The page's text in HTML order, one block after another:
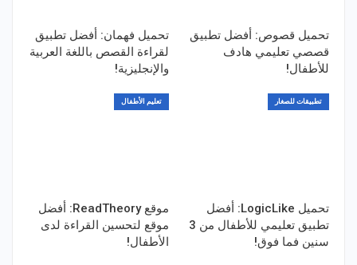
تحميل قصوص: أفضل تطبيق
قصصي تعليمي هادف
للأطفال!
تحميل فهمان: أفضل تطبيق
لقراءة القصص باللغة العربية
والإنجليزية!
تطبيقات للصغار
تحميل LogicLike: أفضل
تطبيق تعليمي للأطفال من 3
سنين فما فوق!
تعليم الأطفال
موقع ReadTheory: أفضل
موقع لتحسين القراءة لدى
الأطفال!